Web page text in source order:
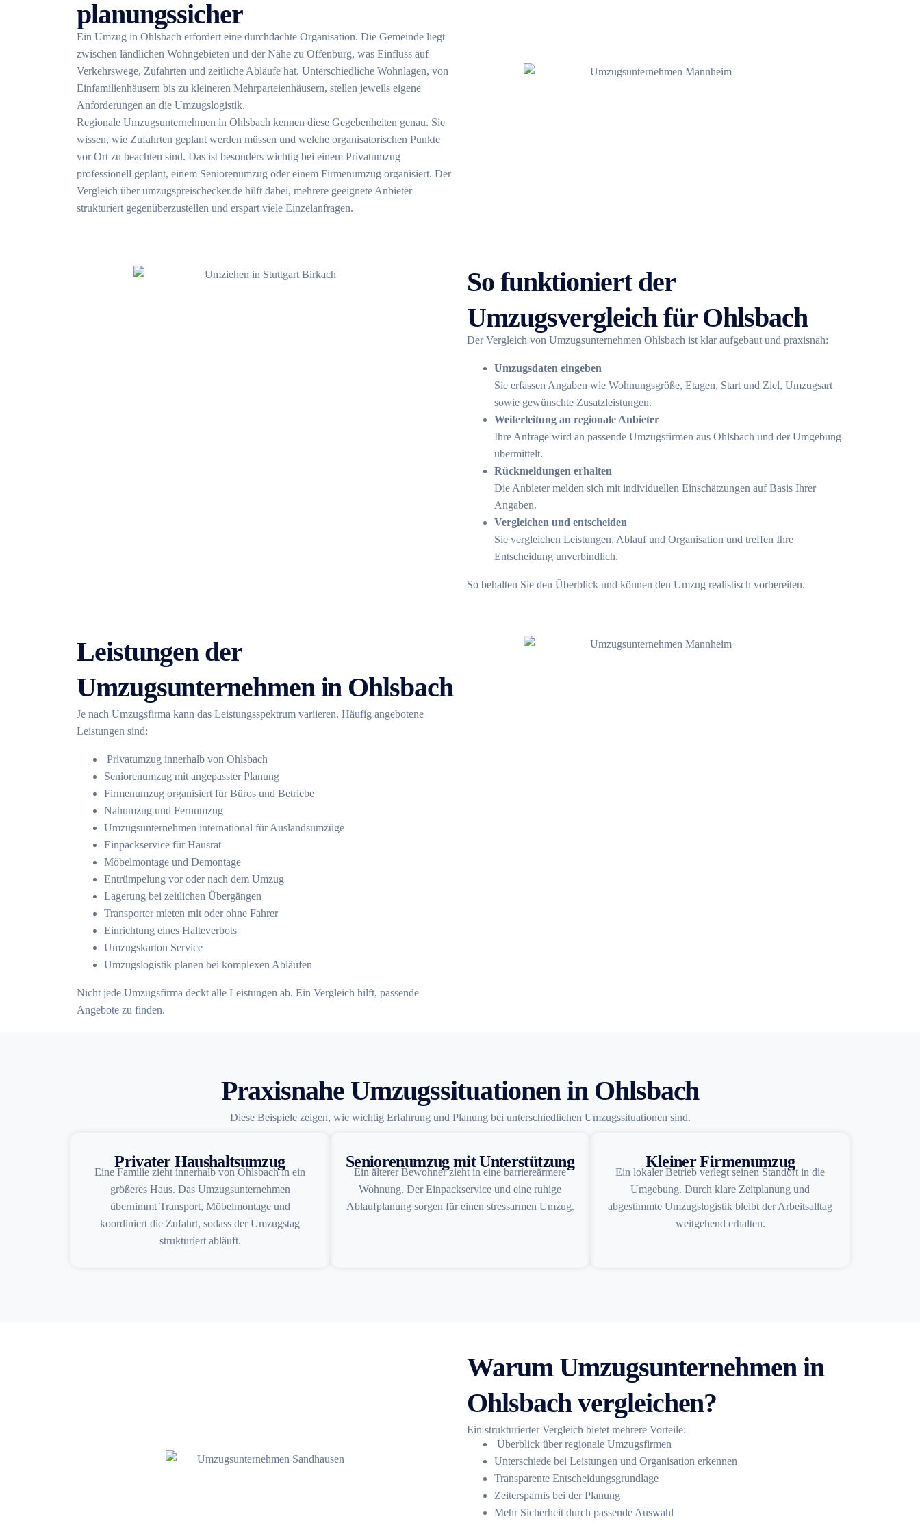
planungssicher
Ein Umzug in Ohlsbach erfordert eine durchdachte Organisation. Die Gemeinde liegt
zwischen ländlichen Wohngebieten und der Nähe zu Offenburg, was Einfluss auf
Verkehrswege, Zufahrten und zeitliche Abläufe hat. Unterschiedliche Wohnlagen, von
Einfamilienhäusern bis zu kleineren Mehrparteienhäusern, stellen jeweils eigene
Anforderungen an die Umzugslogistik.
Regionale Umzugsunternehmen in Ohlsbach kennen diese Gegebenheiten genau. Sie
wissen, wie Zufahrten geplant werden müssen und welche organisatorischen Punkte
vor Ort zu beachten sind. Das ist besonders wichtig bei einem Privatumzug
professionell geplant, einem Seniorenumzug oder einem Firmenumzug organisiert. Der
Vergleich über umzugspreischecker.de hilft dabei, mehrere geeignete Anbieter
strukturiert gegenüberzustellen und erspart viele Einzelanfragen.
So funktioniert der
Umzugsvergleich für Ohlsbach
Der Vergleich von Umzugsunternehmen Ohlsbach ist klar aufgebaut und praxisnah:
Umzugsdaten eingeben
Sie erfassen Angaben wie Wohnungsgröße, Etagen, Start und Ziel, Umzugsart
sowie gewünschte Zusatzleistungen.
Weiterleitung an regionale Anbieter
Ihre Anfrage wird an passende Umzugsfirmen aus Ohlsbach und der Umgebung
übermittelt.
Rückmeldungen erhalten
Die Anbieter melden sich mit individuellen Einschätzungen auf Basis Ihrer
Angaben.
Vergleichen und entscheiden
Sie vergleichen Leistungen, Ablauf und Organisation und treffen Ihre
Entscheidung unverbindlich.
So behalten Sie den Überblick und können den Umzug realistisch vorbereiten.
Leistungen der
Umzugsunternehmen in Ohlsbach
Je nach Umzugsfirma kann das Leistungsspektrum variieren. Häufig angebotene
Leistungen sind:
Privatumzug innerhalb von Ohlsbach
Seniorenumzug mit angepasster Planung
Firmenumzug organisiert für Büros und Betriebe
Nahumzug und Fernumzug
Umzugsunternehmen international für Auslandsumzüge
Einpackservice für Hausrat
Möbelmontage und Demontage
Entrümpelung vor oder nach dem Umzug
Lagerung bei zeitlichen Übergängen
Transporter mieten mit oder ohne Fahrer
Einrichtung eines Halteverbots
Umzugskarton Service
Umzugslogistik planen bei komplexen Abläufen
Nicht jede Umzugsfirma deckt alle Leistungen ab. Ein Vergleich hilft, passende
Angebote zu finden.
Praxisnahe Umzugssituationen in Ohlsbach
Diese Beispiele zeigen, wie wichtig Erfahrung und Planung bei unterschiedlichen Umzugssituationen sind.
Privater Haushaltsumzug
Eine Familie zieht innerhalb von Ohlsbach in ein
größeres Haus. Das Umzugsunternehmen
übernimmt Transport, Möbelmontage und
koordiniert die Zufahrt, sodass der Umzugstag
strukturiert abläuft.
Seniorenumzug mit Unterstützung
Ein älterer Bewohner zieht in eine barriereärmere
Wohnung. Der Einpackservice und eine ruhige
Ablaufplanung sorgen für einen stressarmen Umzug.
Kleiner Firmenumzug
Ein lokaler Betrieb verlegt seinen Standort in die
Umgebung. Durch klare Zeitplanung und
abgestimmte Umzugslogistik bleibt der Arbeitsalltag
weitgehend erhalten.
Warum Umzugsunternehmen in
Ohlsbach vergleichen?
Ein strukturierter Vergleich bietet mehrere Vorteile:
Überblick über regionale Umzugsfirmen
Unterschiede bei Leistungen und Organisation erkennen
Transparente Entscheidungsgrundlage
Zeitersparnis bei der Planung
Mehr Sicherheit durch passende Auswahl